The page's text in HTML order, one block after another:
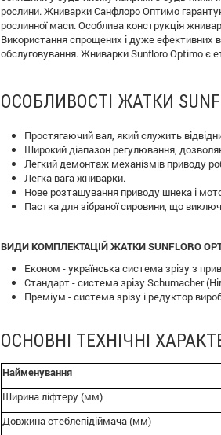
рослини. Жниварки Санфлоро Оптимо
рослинної маси. Особлива конструкція
Використання спрощених і дуже ефективних
обслуговування. Жниварки Sunfloro Optimo є
ОСОБЛИВОСТІ ЖАТКИ
Простягаючий вал, який служить
Широкий діапазон регулювання,
Легкий демонтаж механізмів приводу
Легка вага жниварки.
Нове розташування приводу шнека і
Пастка для зібраної сировини, що
ВИДИ КОМПЛЕКТАЦІЙ ЖАТКИ SUNFLORO
Економ - українська система зрізу з
Стандарт - система зрізу Schumacher
Преміум - система зрізу і редуктор
ОСНОВНІ ТЕХНІЧНІ
Найменування
Ширина ліфтеру (мм)
Довжина стеблепідіймача (мм)